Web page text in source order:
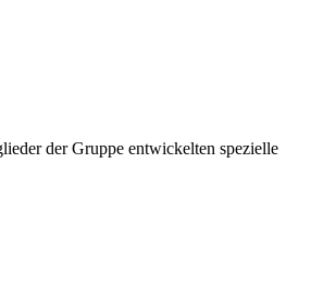
der Gruppe entwickelten spezielle